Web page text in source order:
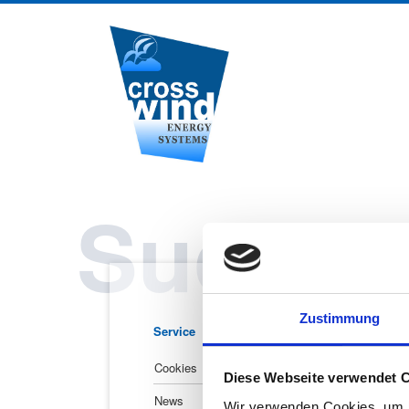
Zustimmung
Diese Webseite verwendet
überspringen
Suche
Navigation
überspringen
Service
Cookies
News